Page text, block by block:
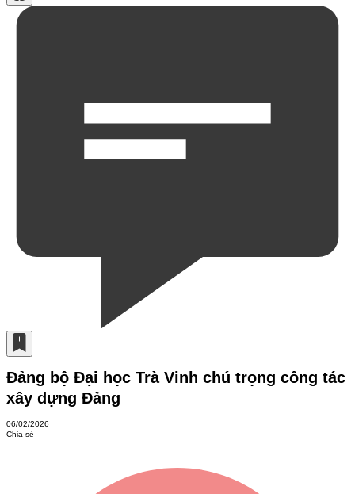
Đảng bộ Đại học Trà Vinh chú trọng công tác
xây dựng Đảng
06/02/2026
Chia sẻ